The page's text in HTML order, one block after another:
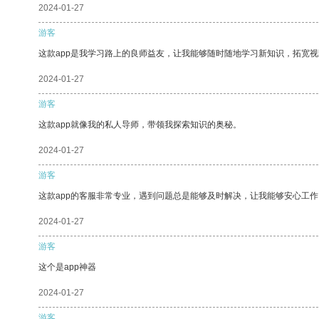
2024-01-27
游客
这款app是我学习路上的良师益友，让我能够随时随地学习新知识，拓宽
2024-01-27
游客
这款app就像我的私人导师，带领我探索知识的奥秘。
2024-01-27
游客
这款app的客服非常专业，遇到问题总是能够及时解决，让我能够安心工
2024-01-27
游客
这个是app神器
2024-01-27